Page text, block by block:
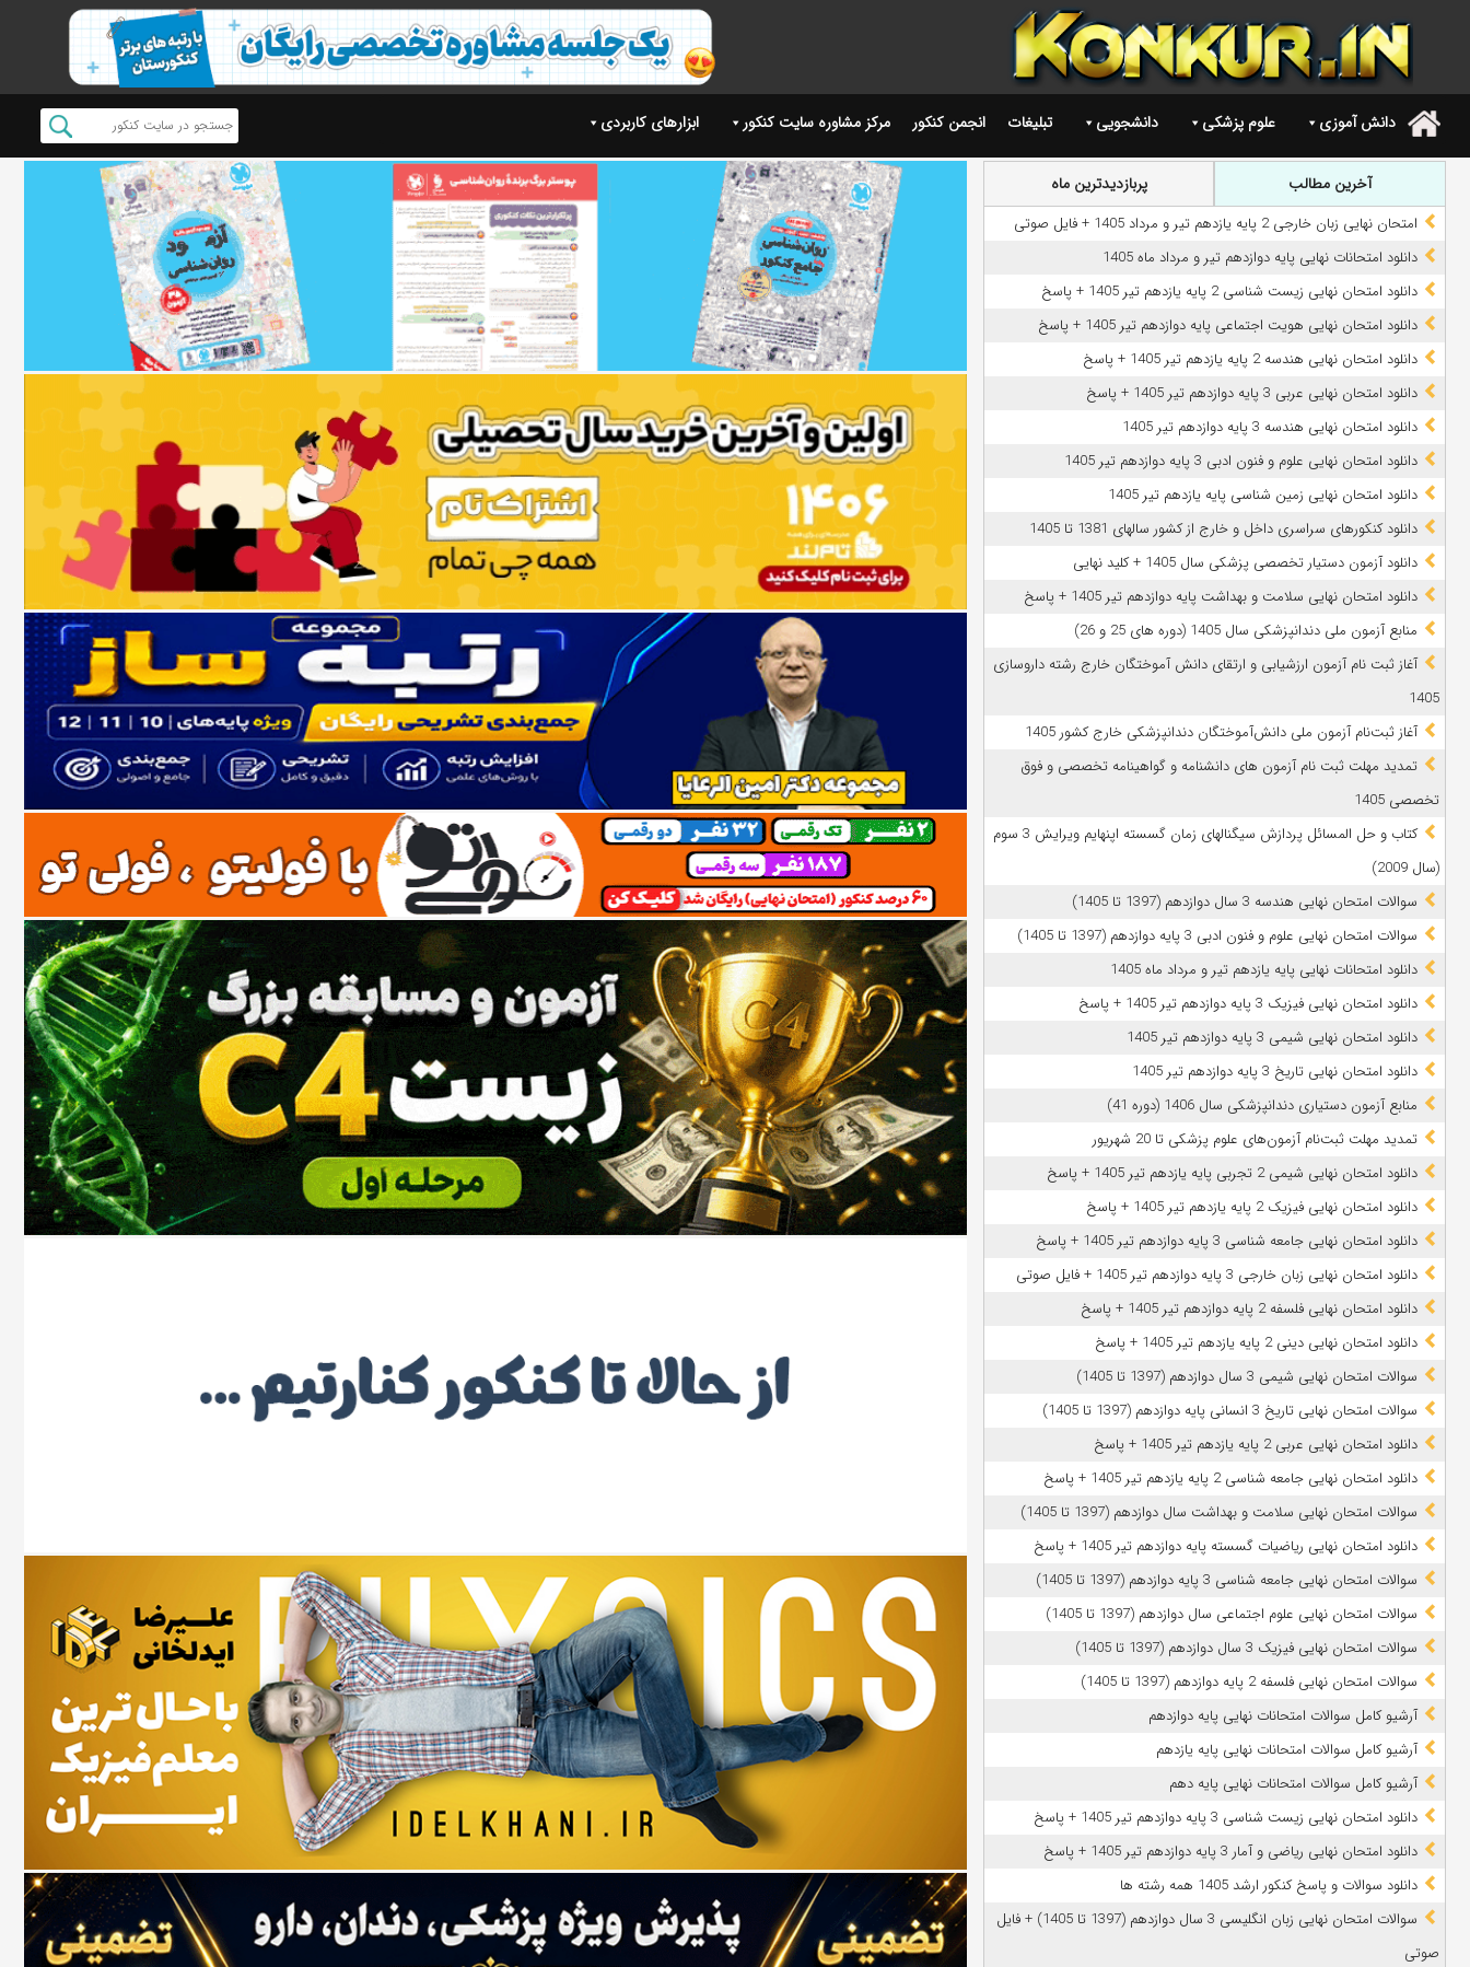
. دانش آموزی علوم پزشکی دانشجویی تبلیغات انجمن کنکور مرکز مشاوره سایت کنکور ابزارهای کاربردی
آخرین مطالب پربازدیدترین ماه
امتحان نهایی زبان خارجی 2 پایه یازدهم تیر و مرداد 1405 + فایل صوتی
دانلود امتحانات نهایی پایه دوازدهم تیر و مرداد ماه 1405
دانلود امتحان نهایی زیست شناسی 2 پایه یازدهم تیر 1405 + پاسخ
دانلود امتحان نهایی هویت اجتماعی پایه دوازدهم تیر 1405 + پاسخ
دانلود امتحان نهایی هندسه 2 پایه یازدهم تیر 1405 + پاسخ
دانلود امتحان نهایی عربی 3 پایه دوازدهم تیر 1405 + پاسخ
دانلود امتحان نهایی هندسه 3 پایه دوازدهم تیر 1405
دانلود امتحان نهایی علوم و فنون ادبی 3 پایه دوازدهم تیر 1405
دانلود امتحان نهایی زمین شناسی پایه یازدهم تیر 1405
دانلود کنکورهای سراسری داخل و خارج از کشور سالهای 1381 تا 1405
دانلود آزمون دستیار تخصصی پزشکی سال 1405 + کلید نهایی
دانلود امتحان نهایی سلامت و بهداشت پایه دوازدهم تیر 1405 + پاسخ
ﻣﻨﺎﺑﻊ آزﻣﻮن ﻣﻠﯽ دندانپزشکی سال 1405 (دوره های 25 و 26)
آغاز ثبت نام آزمون‌ ارزشیابی و ارتقای دانش آموختگان خارج رشته داروسازی
1405
آغاز ثبت‌نام آزمون ملی دانش‌آموختگان دندانپزشکی خارج کشور 1405
تمدید مهلت ثبت نام آزمون های دانشنامه و گواهینامه تخصصی و فوق
تخصصی 1405
کتاب و حل المسائل پردازش سیگنالهای زمان گسسته اپنهایم ویرایش 3 سوم
(سال 2009)
سوالات امتحان نهایی هندسه 3 سال دوازدهم (1397 تا 1405)
سوالات امتحان نهایی علوم و فنون ادبی 3 پایه دوازدهم (1397 تا 1405)
دانلود امتحانات نهایی پایه یازدهم تیر و مرداد ماه 1405
دانلود امتحان نهایی فیزیک 3 پایه دوازدهم تیر 1405 + پاسخ
دانلود امتحان نهایی شیمی 3 پایه دوازدهم تیر 1405
دانلود امتحان نهایی تاریخ 3 پایه دوازدهم تیر 1405
منابع آزمون دستیاری دندانپزشکی سال 1406 (دوره 41)
تمدید مهلت ثبت‌نام آزمون‌های علوم پزشکی تا 20 شهریور
دانلود امتحان نهایی شیمی 2 تجربی پایه یازدهم تیر 1405 + پاسخ
دانلود امتحان نهایی فیزیک 2 پایه یازدهم تیر 1405 + پاسخ
دانلود امتحان نهایی جامعه شناسی 3 پایه دوازدهم تیر 1405 + پاسخ
دانلود امتحان نهایی زبان خارجی 3 پایه دوازدهم تیر 1405 + فایل صوتی
دانلود امتحان نهایی فلسفه 2 پایه دوازدهم تیر 1405 + پاسخ
دانلود امتحان نهایی دینی 2 پایه یازدهم تیر 1405 + پاسخ
سوالات امتحان نهایی شیمی 3 سال دوازدهم (1397 تا 1405)
سوالات امتحان نهایی تاریخ 3 انسانی پایه دوازدهم (1397 تا 1405)
دانلود امتحان نهایی عربی 2 پایه یازدهم تیر 1405 + پاسخ
دانلود امتحان نهایی جامعه شناسی 2 پایه یازدهم تیر 1405 + پاسخ
سوالات امتحان نهایی سلامت و بهداشت سال دوازدهم (1397 تا 1405)
دانلود امتحان نهایی ریاضیات گسسته پایه دوازدهم تیر 1405 + پاسخ
سوالات امتحان نهایی جامعه شناسی 3 پایه دوازدهم (1397 تا 1405)
سوالات امتحان نهایی علوم اجتماعی سال دوازدهم (1397 تا 1405)
سوالات امتحان نهایی فیزیک 3 سال دوازدهم (1397 تا 1405)
سوالات امتحان نهایی فلسفه 2 پایه دوازدهم (1397 تا 1405)
آرشیو کامل سوالات امتحانات نهایی پایه دوازدهم
آرشیو کامل سوالات امتحانات نهایی پایه یازدهم
آرشیو کامل سوالات امتحانات نهایی پایه دهم
دانلود امتحان نهایی زیست شناسی 3 پایه دوازدهم تیر 1405 + پاسخ
دانلود امتحان نهایی ریاضی و آمار 3 پایه دوازدهم تیر 1405 + پاسخ
دانلود سوالات و پاسخ کنکور ارشد 1405 همه رشته ها
سوالات امتحان نهایی زبان انگلیسی 3 سال دوازدهم (1397 تا 1405) + فایل
صوتی